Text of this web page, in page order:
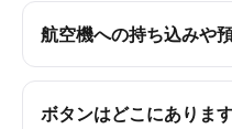
航空機への持ち込みや
ボタンはどこにありま